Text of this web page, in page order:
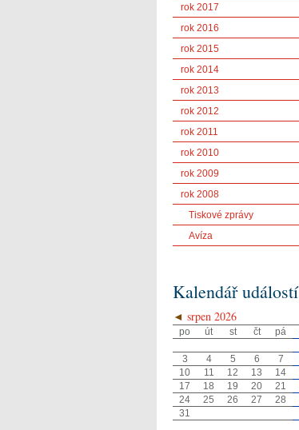
rok 2017
rok 2016
rok 2015
rok 2014
rok 2013
rok 2012
rok 2011
rok 2010
rok 2009
rok 2008
Tiskové zprávy
Avíza
Kalendář událostí
◄ srpen 2026
po út st čt pá
3
4 5 6 7
10
11 12 13 14
17
18 19 20 21
24
25 26 27 28
31